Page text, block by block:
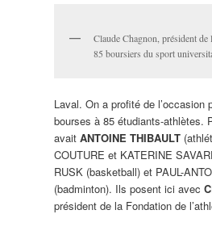
Claude Chagnon, président
85 boursiers du sport
Laval. On a profité de l’occasion
bourses à 85 étudiants-athlètes.
avait ANTOINE THIBAULT
COUTURE et KATERINE
RUSK (basketball) et PAUL-
(badminton). Ils posent ici avec
président de la Fondation de